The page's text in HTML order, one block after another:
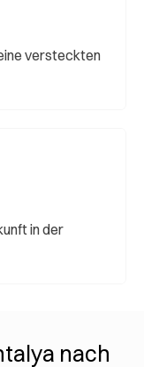
versteckten
in der
nach